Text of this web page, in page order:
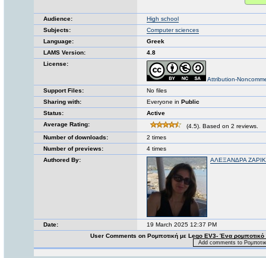
Audience:
High school
Subjects:
Computer sciences
Language:
Greek
LAMS Version:
4.8
License:
Attribution-
Support Files:
No files
Sharing with:
Everyone in Public
Status:
Active
Average Rating:
(4.5). Based on 2 reviews.
Number of downloads:
2 times
Number of previews:
4 times
Authored By:
ΑΛΕΞΑΝΔΡΑ
Date:
19 March 2025 12:37 PM
User Comments on Ρομποτική με Lego EV3- Ένα
Add comments to